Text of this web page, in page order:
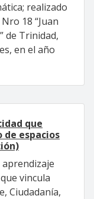
realizado
18 “Juan
de Trinidad,
en el año
que
de espacios
vincula
Ciudadanía,